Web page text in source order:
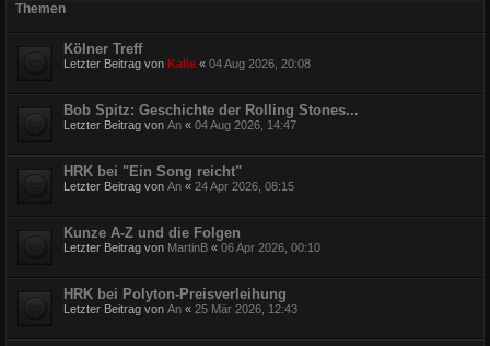
Themen
Kölner Treff
Letzter Beitrag von Kalle « 04 Aug 2026, 20:08
Bob Spitz: Geschichte der Rolling Stones...
Letzter Beitrag von An « 04 Aug 2026, 14:47
HRK bei "Ein Song reicht"
Letzter Beitrag von An « 24 Apr 2026, 08:15
Kunze A-Z und die Folgen
Letzter Beitrag von MartinB « 06 Apr 2026, 00:10
HRK bei Polyton-Preisverleihung
Letzter Beitrag von An « 25 Mär 2026, 12:43